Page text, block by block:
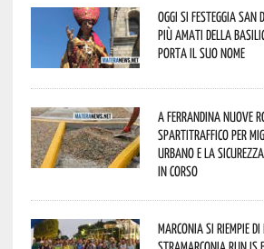
Oggi si festeggia San
più amati della
porta il suo nome
A Ferrandina nuove
spartitraffico per
urbano e la
in corso
Marconia si riempie